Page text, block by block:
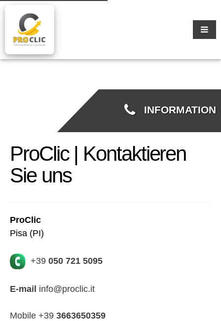
INFORMATION
ProClic | Kontaktieren
Sie uns
ProClic
Pisa (PI)
+39 050 721 5095
E-mail info@proclic.it
Mobile +39 3663650359